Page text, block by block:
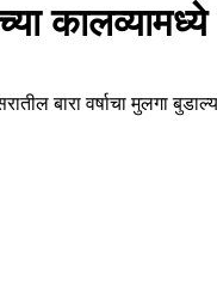
कालव्यामध्ये
बारा वर्षाचा मुलगा